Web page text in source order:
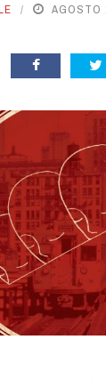
AGOSTO